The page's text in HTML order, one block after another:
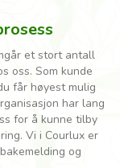
et stort antall
oss. Som kunde
får høyest mulig
har lang
for å kunne tilby
Vi i Courlux er
og